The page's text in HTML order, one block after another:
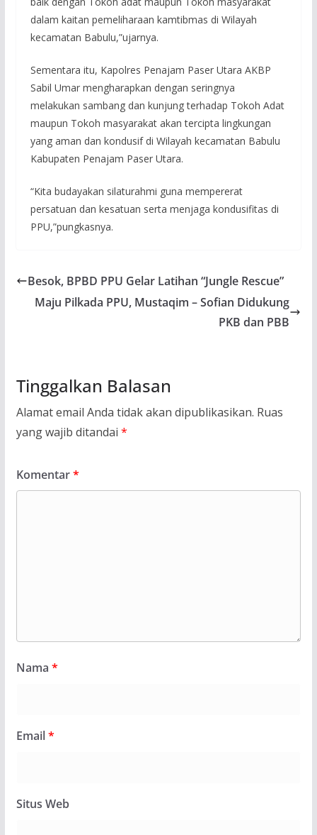
dalam kaitan pemeliharaan kamtibmas di Wilayah
kecamatan Babulu,”ujarnya.
Sementara itu, Kapolres Penajam Paser Utara AKBP
Sabil Umar mengharapkan dengan seringnya
melakukan sambang dan kunjung terhadap Tokoh Adat
maupun Tokoh masyarakat akan tercipta lingkungan
yang aman dan kondusif di Wilayah kecamatan Babulu
Kabupaten Penajam Paser Utara.
“Kita budayakan silaturahmi guna mempererat
persatuan dan kesatuan serta menjaga kondusifitas di
PPU,”pungkasnya.
Besok, BPBD PPU Gelar Latihan “Jungle Rescue”
Maju Pilkada PPU, Mustaqim – Sofian Didukung
PKB dan PBB
Tinggalkan Balasan
Alamat email Anda tidak akan dipublikasikan. Ruas
yang wajib ditandai *
Komentar*
Nama *
Email*
Situs Web